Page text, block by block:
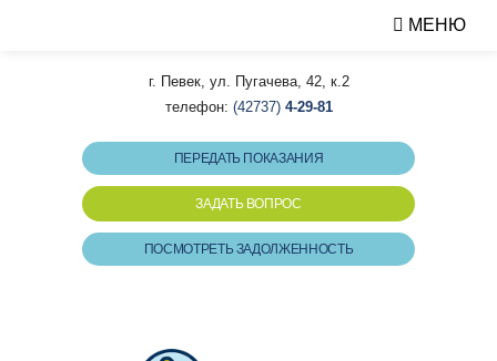
г. Певек, ул. Пугачева, 42, к.2
телефон: (42737) 4-29-81
ПЕРЕДАТЬ ПОКАЗАНИЯ
ЗАДАТЬ ВОПРОС
ПОСМОТРЕТЬ ЗАДОЛЖЕННОСТЬ
МЕНЮ